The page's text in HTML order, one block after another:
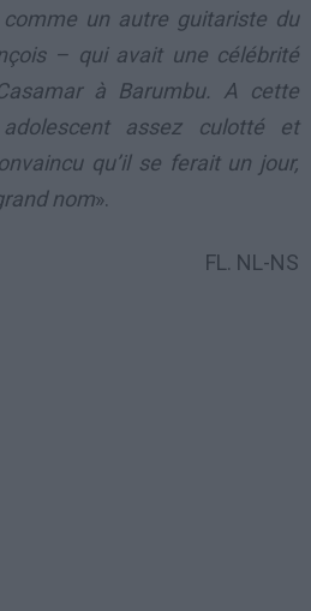
un autre guitariste du
– qui avait une célébrité
à Barumbu. A cette
assez culotté et
qu’il se ferait un jour,
nom».
FL. NL-NS